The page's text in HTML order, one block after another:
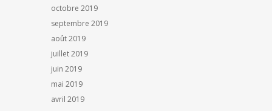
octobre 2019
septembre 2019
août 2019
juillet 2019
juin 2019
mai 2019
avril 2019